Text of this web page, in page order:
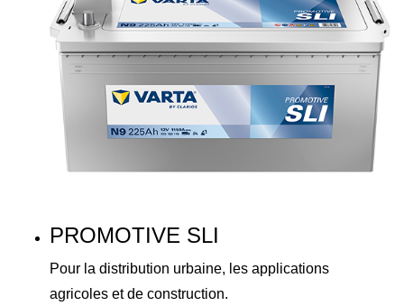
PROMOTIVE SLI
Pour la distribution urbaine, les applications
agricoles et de construction.